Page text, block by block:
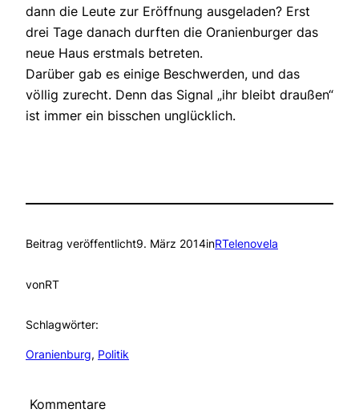
dann die Leute zur Eröffnung ausgeladen? Erst
drei Tage danach durften die Oranienburger das
neue Haus erstmals betreten.
Darüber gab es einige Beschwerden, und das
völlig zurecht. Denn das Signal „ihr bleibt draußen“
ist immer ein bisschen unglücklich.
Beitrag veröffentlicht9. März 2014inRTelenovela
vonRT
Schlagwörter:
Oranienburg, Politik
Kommentare